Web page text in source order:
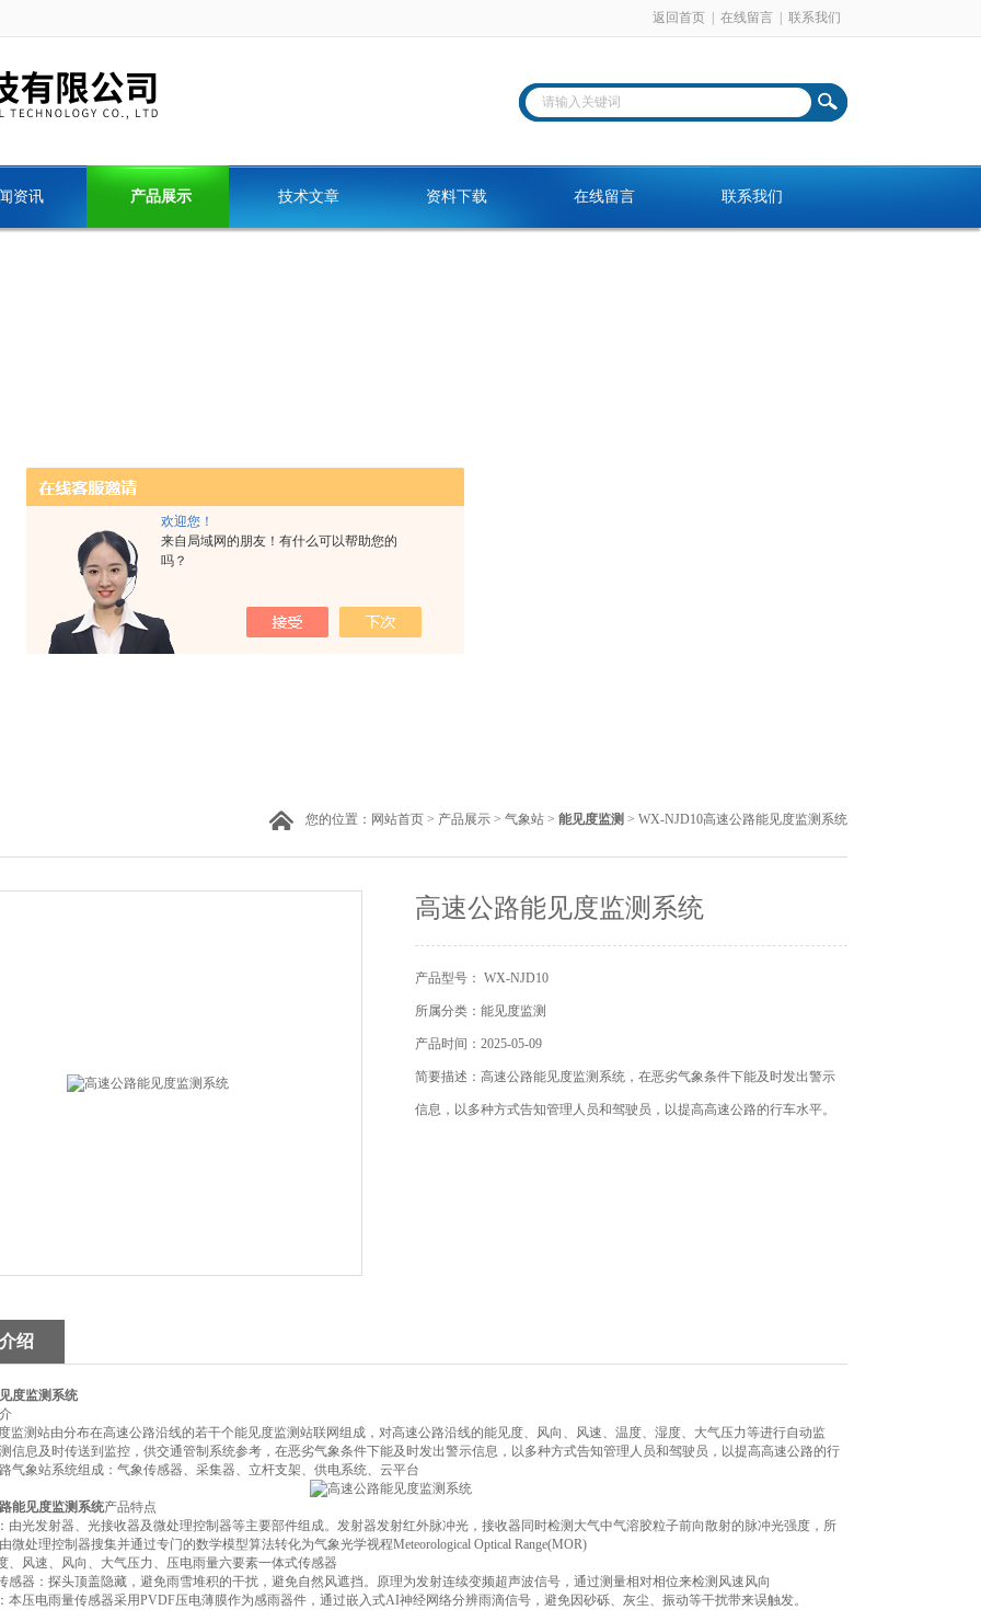
欢迎您！
来自局域网的朋友！有什么可以帮助您的
吗？
返回首页 在线留言 联系我们
资讯 产品展示 技术文章 资料下载 在线留言 联系我们
您的位置： 网站首页 > 产品展示 > 气象站 > 能见度监测 > WX-NJD10高速公路能见度监测系统
高速公路能见度监测系统
产品型号： WX-NJD10
所属分类：能见度监测
产品时间：2025-05-09
简要描述：高速公路能见度监测系统，在恶劣气象条件下能及时发出警示
信息，以多种方式告知管理人员和驾驶员，以提高高速公路的行车水平。
绍
度监测系统
监测站由分布在高速公路沿线的若干个能见度监测站联网组成，对高速公路沿线的能见度、风向、风速、温度、湿度、大气压力等进行自动监
信息及时传送到监控，供交通管制系统参考，在恶劣气象条件下能及时发出警示信息，以多种方式告知管理人员和驾驶员，以提高高速公路的行
气象站系统组成：气象传感器、采集器、立杆支架、供电系统、云平台
能见度监测系统产品特点
由光发射器、光接收器及微处理控制器等主要部件组成。发射器发射红外脉冲光，接收器同时检测大气中气溶胶粒子前向散射的脉冲光强度，所
微处理控制器搜集并通过专门的数学模型算法转化为气象光学视程Meteorological Optical Range(MOR)
、风速、风向、大气压力、压电雨量六要素一体式传感器
感器：探头顶盖隐藏，避免雨雪堆积的干扰，避免自然风遮挡。原理为发射连续变频超声波信号，通过测量相对相位来检测风速风向
本压电雨量传感器采用PVDF压电薄膜作为感雨器件，通过嵌入式AI神经网络分辨雨滴信号，避免因砂砾、灰尘、振动等干扰带来误触发。